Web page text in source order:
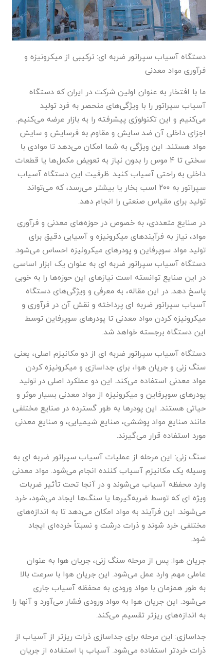
دستگاه آسیاب سپراتور ضربه ای: ترکیبی از میکرونیزه و
فرآوری مواد معدنی
ما با افتخار به عنوان اولین شرکت در ایران که دستگاه
آسیاب سپراتور را با ویژگی‌های منحصر به فرد تولید
می‌کنیم و این تکنولوژی پیشرفته را به بازار عرضه می‌کنیم.
اجزای داخلی آن ضد سایش و مقاوم به فرسایش و سایش
مواد هستند. این ویژگی به شما امکان می‌دهد تا موادی با
سختی تا ۴ موس را بدون نیاز به تعویض مکمل‌ها یا قطعات
داخلی به راحتی آسیاب کنید. ظرفیت این دستگاه آسیاب
سپراتور به ۲۰۰ اسب بخار یا بیشتر می‌رسد، که می‌تواند
تولید برای مقیاس صنعتی را انجام دهد.
در صنایع متعددی، به خصوص در حوزه‌های معدنی و فرآوری
مواد، نیاز به فرآیندهای میکرونیزه و آسیابی دقیق برای
تولید مواد سوپرفاین و پودرهای میکرونیزه احساس می‌شود.
دستگاه آسیاب سپراتور ضربه ای به عنوان یک ابزار اساسی
در این صنایع توانسته است نیازهای این حوزه‌ها را به خوبی
پاسخ دهد. در این مقاله، به معرفی و ویژگی‌های دستگاه
آسیاب سپراتور ضربه ای پرداخته و نقش آن در فرآوری و
میکرونیزه کردن مواد معدنی تا پودرهای سوپرفاین توسط
این دستگاه برجسته خواهد شد.
دستگاه آسیاب سپراتور ضربه ای از دو مکانیزم اصلی، یعنی
سنگ زنی و جریان هوا، برای جداسازی و میکرونیزه کردن
مواد معدنی استفاده می‌کند. این دو عملکرد اصلی در تولید
پودرهای سوپرفاین و میکرونیزه از مواد معدنی بسیار موثر و
حیاتی هستند. این پودرها به طور گسترده در صنایع مختلفی
مانند صنایع مواد پوششی، صنایع شیمیایی، و صنایع معدنی
مورد استفاده قرار می‌گیرند.
سنگ زنی: این مرحله از عملیات آسیاب سپراتور ضربه ای به
وسیله یک مکانیزم آسیاب کننده انجام می‌شود. مواد معدنی
وارد محفظه آسیاب می‌شوند و در آنجا تحت تأثیر ضربات
ویژه ای که توسط ضربه‌گیرها یا سنگ‌ها ایجاد می‌شود، خرد
می‌شوند. این فرآیند به مواد امکان می‌دهد تا به اندازه‌های
مختلفی خرد شوند و ذرات درشت و نسبتاً خرده‌ای ایجاد
شود.
جریان هوا: پس از مرحله سنگ زنی، جریان هوا به عنوان
عاملی مهم وارد عمل می‌شود. این جریان هوا با سرعت بالا
به طور همزمان با مواد ورودی به محفظه آسیاب جاری
می‌شود. این جریان هوا به مواد ورودی فشار می‌آورد و آنها را
به اندازه‌های ریزتر تقسیم می‌کند.
جداسازی: این مرحله برای جداسازی ذرات ریزتر از آسیاب از
ذرات خردتر استفاده می‌شود. آسیاب با استفاده از جریان